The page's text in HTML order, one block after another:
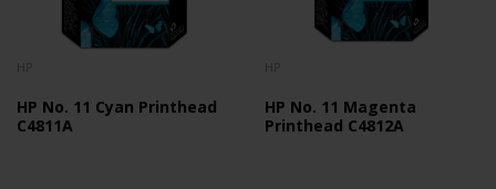
HP No. 11 Cyan Printhead
C4811A
HP No. 11 Magenta
Printhead C4812A